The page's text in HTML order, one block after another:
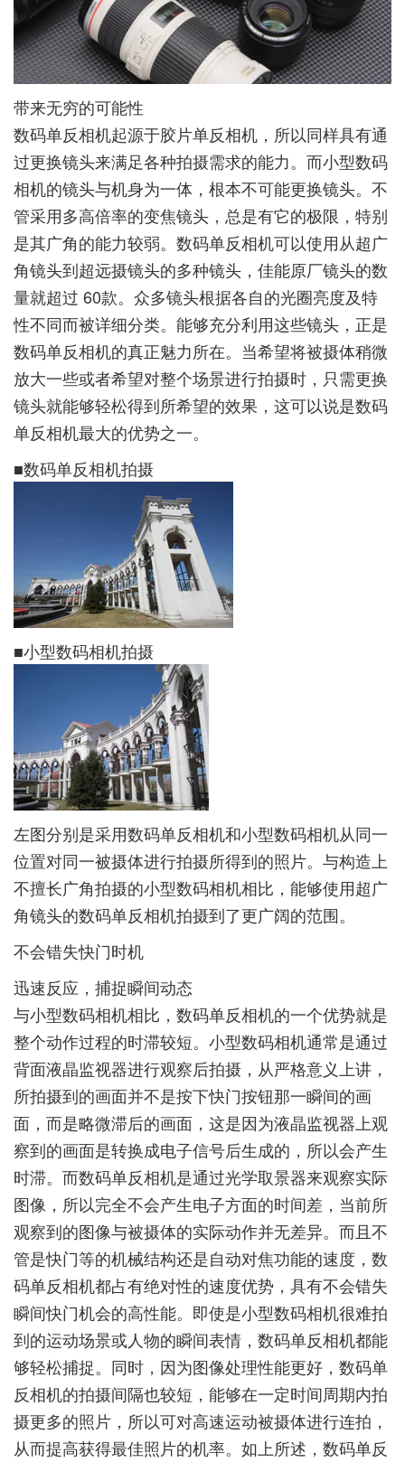
带来无穷的可能性
数码单反相机起源于胶片单反相机，所以同样具有通
过更换镜头来满足各种拍摄需求的能力。而小型数码
相机的镜头与机身为一体，根本不可能更换镜头。不
管采用多高倍率的变焦镜头，总是有它的极限，特别
是其广角的能力较弱。数码单反相机可以使用从超广
角镜头到超远摄镜头的多种镜头，佳能原厂镜头的数
量就超过 60款。众多镜头根据各自的光圈亮度及特
性不同而被详细分类。能够充分利用这些镜头，正是
数码单反相机的真正魅力所在。当希望将被摄体稍微
放大一些或者希望对整个场景进行拍摄时，只需更换
镜头就能够轻松得到所希望的效果，这可以说是数码
单反相机最大的优势之一。
■数码单反相机拍摄
■小型数码相机拍摄
左图分别是采用数码单反相机和小型数码相机从同一
位置对同一被摄体进行拍摄所得到的照片。与构造上
不擅长广角拍摄的小型数码相机相比，能够使用超广
角镜头的数码单反相机拍摄到了更广阔的范围。
不会错失快门时机
迅速反应，捕捉瞬间动态
与小型数码相机相比，数码单反相机的一个优势就是
整个动作过程的时滞较短。小型数码相机通常是通过
背面液晶监视器进行观察后拍摄，从严格意义上讲，
所拍摄到的画面并不是按下快门按钮那一瞬间的画
面，而是略微滞后的画面，这是因为液晶监视器上观
察到的画面是转换成电子信号后生成的，所以会产生
时滞。而数码单反相机是通过光学取景器来观察实际
图像，所以完全不会产生电子方面的时间差，当前所
观察到的图像与被摄体的实际动作并无差异。而且不
管是快门等的机械结构还是自动对焦功能的速度，数
码单反相机都占有绝对性的速度优势，具有不会错失
瞬间快门机会的高性能。即使是小型数码相机很难拍
到的运动场景或人物的瞬间表情，数码单反相机都能
够轻松捕捉。同时，因为图像处理性能更好，数码单
反相机的拍摄间隔也较短，能够在一定时间周期内拍
摄更多的照片，所以可对高速运动被摄体进行连拍，
从而提高获得最佳照片的机率。如上所述，数码单反